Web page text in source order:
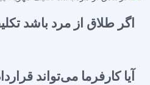
اگر طلاق از مرد باشد
آیا کارفرما می‌تواند